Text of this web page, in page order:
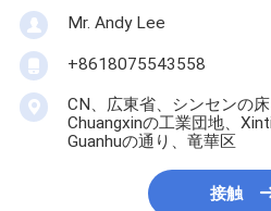
Mr. Andy Lee
+8618075543558
CN、広東省、シンセンの
Chuangxinの工業団地、
Guanhuの通り、竜華区
接触